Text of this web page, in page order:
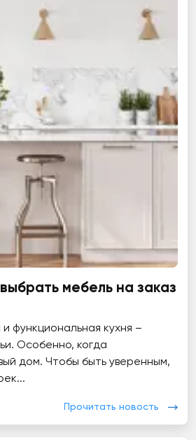
мебель на заказ
функциональная кухня –
Особенно, когда
дом. Чтобы быть уверенным,
Прочитать новость